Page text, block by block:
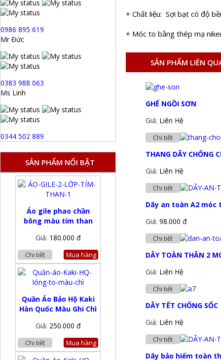
+ Chất liệu: Sợi bạt có độ
+ Móc to bằng thép mạ
SẢN PHẨM LIÊN
GHẾ NGỒI SƠN
Giá: Liên Hệ
Chi tiết
THANG DÂY CHỐNG
Giá: Liên Hệ
Chi tiết
Dây an toàn A2 móc
Giá: 98.000 đ
Chi tiết
DÂY TOÀN THÂN 2
Giá: Liên Hệ
Chi tiết
DÂY TẾT CHỐNG SỐC
Giá: Liên Hệ
Chi tiết
Dây bảo hiểm toàn
0986 895 619
Mr Đức
0383 988 063
Ms Linh
0344 502 889
SẢN PHẨM NỔI BẬT
Áo gile phao chần
bông màu tím than
Giá: 180.000 đ
Chi tiết Mua hàng
Quần Áo Bảo Hộ Kaki
Hàn Quốc Màu Ghi Chì
Giá: 250.000 đ
Chi tiết Mua hàng